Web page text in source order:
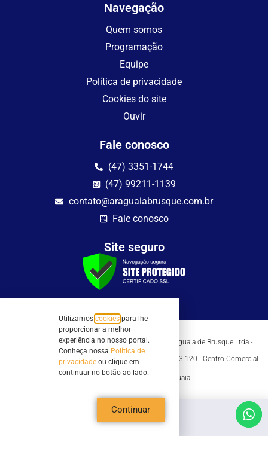
Navegação
Quem somos
Programação
Equipe
Política de privacidade
Cookies do site
Ouvir
Fale conosco
(47) 3351-1744
(47) 99211-1139
contato@araguaiabrusque.com.br
Fale conosco
Site seguro
Todos os direitos reservados - Sociedade Rádio Araguaia de Brusque Ltda -
CNPJ 82.983.230/0001-82
Mathilde Hoffmann, 66 - Centro II, Brusque, SC - 88353-120 - Centro Comercial
Geschäftshaus - Sl 21/22
Copyright © 2026 | Rádio Araguaia
Utilizamos cookies para lhe
proporcionar a melhor
experiência no nosso portal.
Conheça nossa Política de
privacidade ou clique em
continuar no botão ao lado.
Continuar